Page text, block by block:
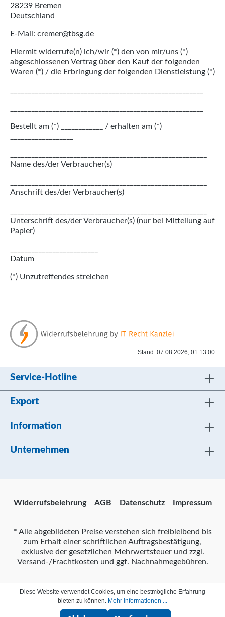
28239 Bremen
Deutschland
E-Mail: cremer@tbsg.de
Hiermit widerrufe(n) ich/wir (*) den von mir/uns (*)
abgeschlossenen Vertrag über den Kauf der folgenden
Waren (*) / die Erbringung der folgenden Dienstleistung (*)
Bestellt am (*) ____________ / erhalten am (*)
Name des/der Verbraucher(s)
Anschrift des/der Verbraucher(s)
Unterschrift des/der Verbraucher(s) (nur bei Mitteilung auf
Papier)
Datum
(*) Unzutreffendes streichen
Stand: 07.08.2026, 01:13:00
Service-Hotline
Export
Information
Unternehmen
Widerrufsbelehrung AGB Datenschutz Impressum
* Alle abgebildeten Preise verstehen sich freibleibend bis
zum Erhalt einer schriftlichen Auftragsbestätigung,
exklusive der gesetzlichen Mehrwertsteuer und zzgl.
Versand-/Frachtkosten und ggf. Nachnahmegebühren.
Diese Website verwendet Cookies, um eine bestmögliche Erfahrung
bieten zu können. Mehr Informationen ...